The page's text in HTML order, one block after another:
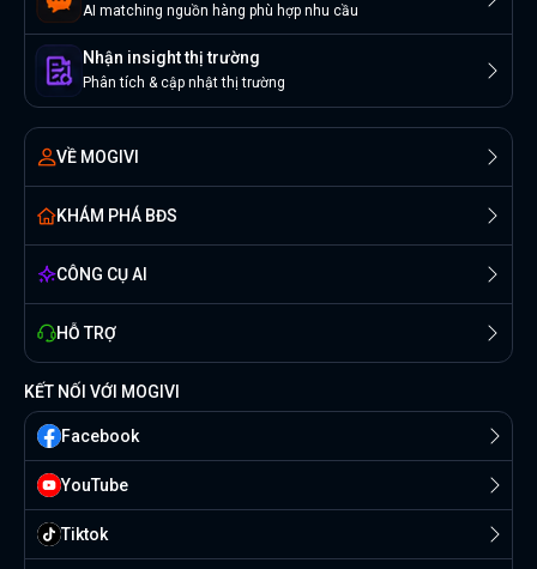
AI matching nguồn hàng phù hợp nhu cầu
Nhận insight thị trường
Phân tích & cập nhật thị trường
VỀ MOGIVI
KHÁM PHÁ BĐS
CÔNG CỤ AI
HỖ TRỢ
KẾT NỐI VỚI MOGIVI
Facebook
YouTube
Tiktok